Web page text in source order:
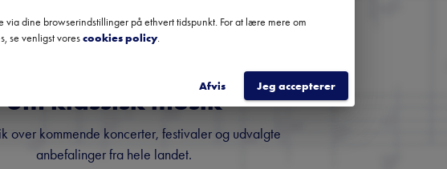
største nyhedsbrev
om klassisk musik
over kommende koncerter, festivaler og udvalgte
anbefalinger fra hele landet.
via dine browserindstillinger på ethvert tidspunkt. For at lære mere om
se venligst vorescookies policy.
Afvis Jeg accepterer